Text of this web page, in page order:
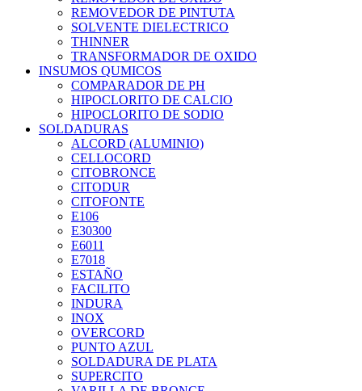
REMOVEDOR DE PINTUTA
SOLVENTE DIELECTRICO
THINNER
TRANSFORMADOR DE OXIDO
INSUMOS QUMICOS
COMPARADOR DE PH
HIPOCLORITO DE CALCIO
HIPOCLORITO DE SODIO
SOLDADURAS
ALCORD (ALUMINIO)
CELLOCORD
CITOBRONCE
CITODUR
CITOFONTE
E106
E30300
E6011
E7018
ESTAÑO
FACILITO
INDURA
INOX
OVERCORD
PUNTO AZUL
SOLDADURA DE PLATA
SUPERCITO